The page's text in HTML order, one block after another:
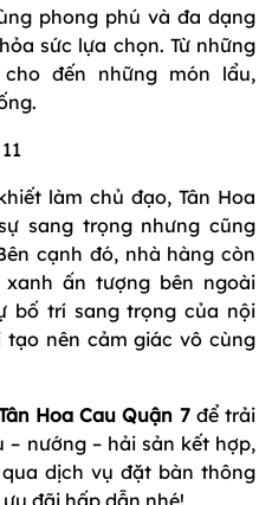
phong phú và đa dạng
sức lựa chọn. Từ những
đến những món lẩu,
làm chủ đạo, Tân Hoa
sang trọng nhưng cũng
cạnh đó, nhà hàng còn
ấn tượng bên ngoài
bố trí sang trọng của nội
nên cảm giác vô cùng
Hoa Cau Quận 7để trải
nướng – hải sản kết hợp,
dịch vụ đặt bàn thông
đãi hấp dẫn nhé!